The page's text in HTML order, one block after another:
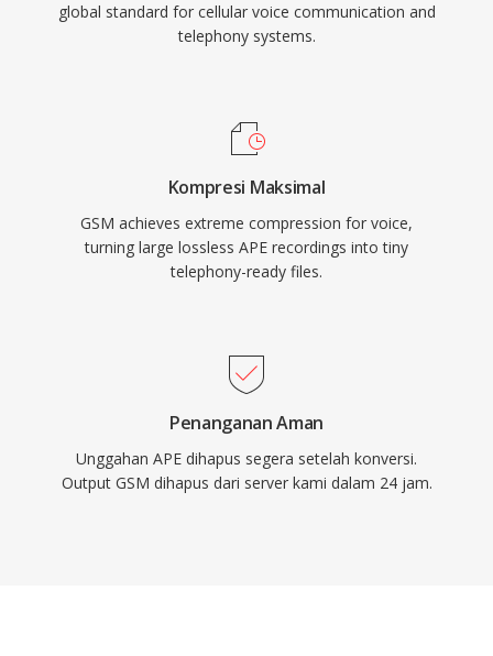
global standard for cellular voice communication and
telephony systems.
Kompresi Maksimal
GSM achieves extreme compression for voice,
turning large lossless APE recordings into tiny
telephony-ready files.
Penanganan Aman
Unggahan APE dihapus segera setelah konversi.
Output GSM dihapus dari server kami dalam 24 jam.